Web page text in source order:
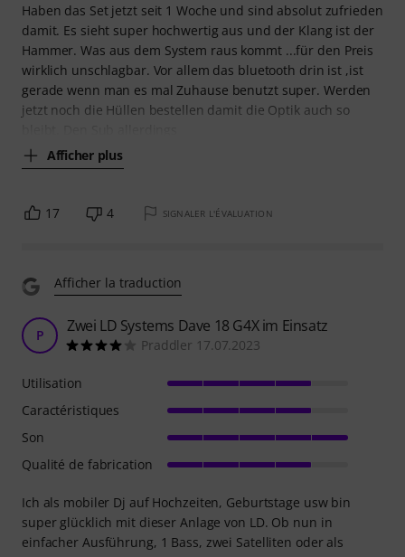
Haben das Set jetzt seit 1 Woche und sind absolut zufrieden
damit. Es sieht super hochwertig aus und der Klang ist der
Hammer. Was aus dem System raus kommt ...für den Preis
wirklich unschlagbar. Vor allem das bluetooth drin ist ,ist
gerade wenn man es mal Zuhause benutzt super. Werden
jetzt noch die Hüllen bestellen damit die Optik auch so
Afficher plus
17 4 SIGNALER L'ÉVALUATION
Afficher la traduction
P Zwei LD Systems Dave 18 G4X im Einsatz
Praddler 17.07.2023
Ich als mobiler Dj auf Hochzeiten, Geburtstage usw bin
super glücklich mit dieser Anlage von LD. Ob nun in
einfacher Ausführung, 1 Bass, zwei Satelliten oder als
Utilisation
Caractéristiques
Son
Qualité de fabrication